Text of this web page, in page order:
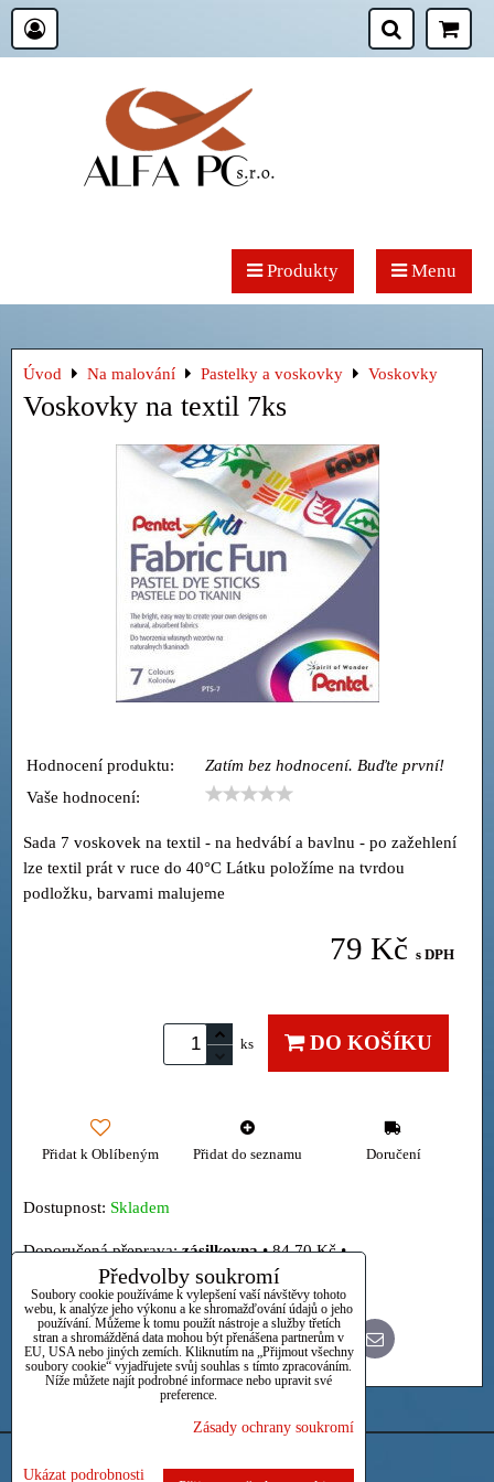
Produkty Menu
Úvod Na malování Pastelky a voskovky Voskovky
Voskovky na textil 7ks
Hodnocení produktu:
Zatím bez hodnocení. Buďte první!
Vaše hodnocení:
Sada 7 voskovek na textil - na hedvábí a bavlnu - po zažehlení
lze textil prát v ruce do 40°C Látku položíme na tvrdou
podložku, barvami malujeme
79 Kč s DPH
ks DO KOŠÍKU
Přidat k Oblíbeným Přidat do seznamu Doručení
Dostupnost: Skladem
zásilkovna•84,70 Kč •
Osobně
FacebookTwitter BlueskyPinterestReddit LinkedInWhatsApp
E-
mail
Předvolby soukromí
Soubory cookie používáme k vylepšení vaší návštěvy tohoto
webu, k analýze jeho výkonu a ke shromažďování údajů o jeho
používání. Můžeme k tomu použít nástroje a služby třetích
stran a shromážděná data mohou být přenášena partnerům v
EU, USA nebo jiných zemích. Kliknutím na „Přijmout všechny
soubory cookie“ vyjadřujete svůj souhlas s tímto zpracováním.
Níže můžete najít podrobné informace nebo upravit své
preference.
Zásady ochrany soukromí
Ukázat podrobnosti